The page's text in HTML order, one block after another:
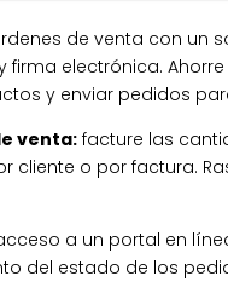
de venta con un
electrónica.
y enviar pedidos
venta: facture las
o por factura.
a un portal en
del estado de los